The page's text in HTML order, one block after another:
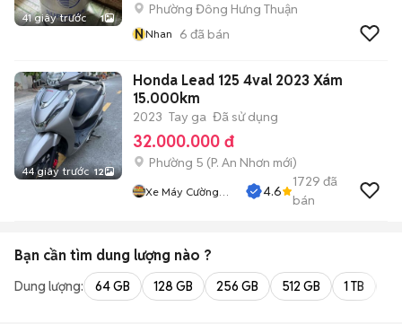
41 giây trước 1
Phường Đông Hưng Thuận
NNhan 6 đã bán
44 giây trước 12
Honda Lead 125 4val 2023 Xám
15.000km
2023 Tay ga Đã sử dụng
32.000.000 đ
Phường 5 (P. An Nhơn mới)
Xe Máy Cường
4.6
1729 đã
bán
Bạn cần tìm dung lượng nào ?
Dung lượng: 64 GB 128 GB 256 GB 512 GB 1 TB